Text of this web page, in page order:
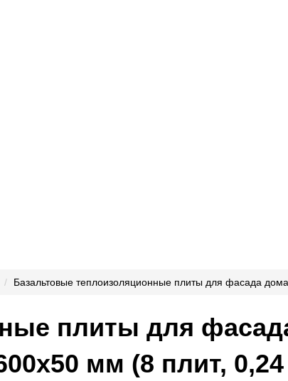
Базальтовые теплоизоляционные плиты для фасада
плиты для
мм (8 плит,